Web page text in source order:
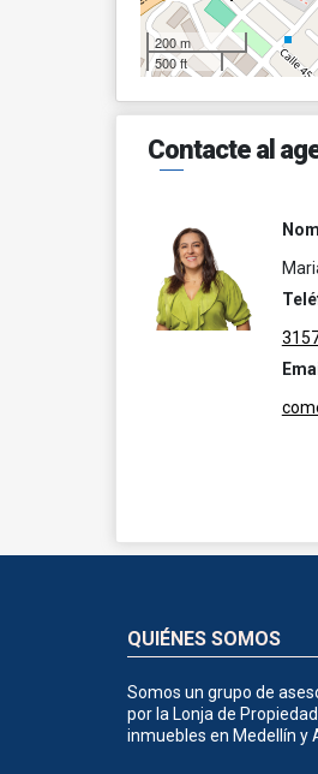
200 m
500 ft
Contacte al
QUIÉNES SOMOS
Somos un grupo de
por la Lonja de
inmuebles en Medellín y